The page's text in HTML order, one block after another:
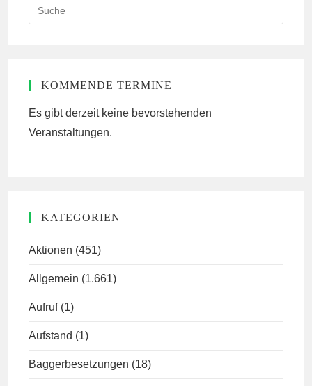
this
KOMMENDE TERMINE
Es gibt derzeit keine bevorstehenden
Veranstaltungen.
KATEGORIEN
Aktionen (451)
Allgemein (1.661)
Aufruf (1)
Aufstand (1)
Baggerbesetzungen (18)